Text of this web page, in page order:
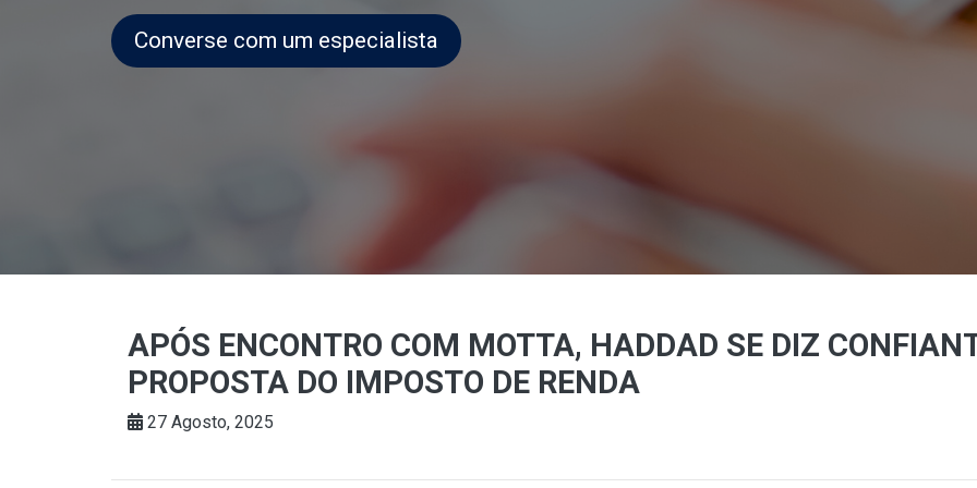
Converse com um especialista
APÓS ENCONTRO COM MOTTA, HADDAD SE DIZ
PROPOSTA DO IMPOSTO DE RENDA
27 Agosto, 2025